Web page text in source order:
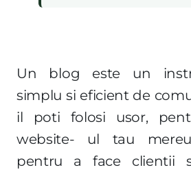
Un blog este un
simplu si eficient de
il poti folosi usor,
website- ul tau
pentru a face clientii